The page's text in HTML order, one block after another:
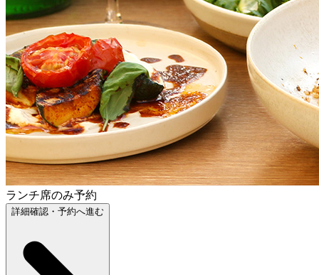
ランチ席のみ予約
詳細確認・予約へ進む